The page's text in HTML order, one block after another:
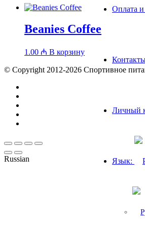
Оплата и
Личный
Язык:
Beanies Coffee
1.00 ₼ В корзину
© Copyright 2012-2026 Спортивное
Russian